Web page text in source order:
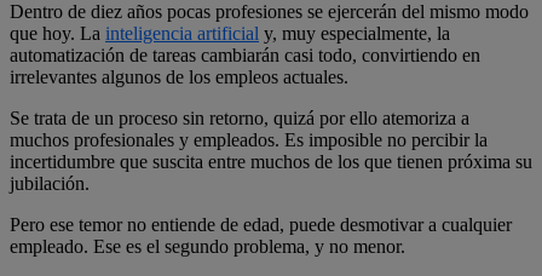
Dentro de diez años pocas profesiones se ejercerán del mismo modo
que hoy. La inteligencia artificial y, muy especialmente, la
automatización de tareas cambiarán casi todo, convirtiendo en
irrelevantes algunos de los empleos actuales.
Se trata de un proceso sin retorno, quizá por ello atemoriza a
muchos profesionales y empleados. Es imposible no percibir la
incertidumbre que suscita entre muchos de los que tienen próxima su
jubilación.
Pero ese temor no entiende de edad, puede desmotivar a cualquier
empleado. Ese es el segundo problema, y no menor.